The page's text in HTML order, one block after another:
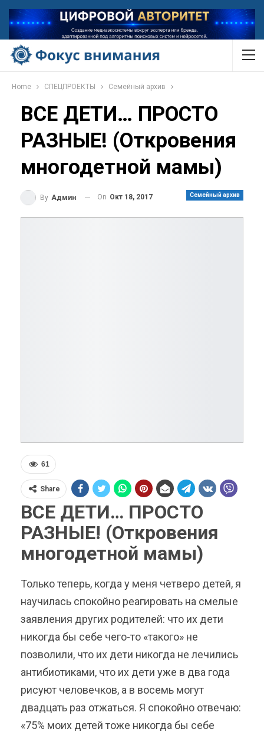
Home СПЕЦПРОЕКТЫ Семейный архив
ВСЕ ДЕТИ… ПРОСТО
РАЗНЫЕ! (Откровения
многодетной мамы)
Семейный архив
By Админ On Окт 18, 2017
61
Share
ВСЕ ДЕТИ… ПРОСТО
РАЗНЫЕ! (Откровения
многодетной мамы)
Только теперь, когда у меня четверо детей, я
научилась спокойно реагировать на смелые
заявления других родителей: что их дети
никогда бы себе чего-то «такого» не
позволили, что их дети никогда не лечились
антибиотиками, что их дети уже в два года
рисуют человечков, а в восемь могут
двадцать раз отжаться. Я спокойно отвечаю:
«75% моих детей тоже никогда бы себе